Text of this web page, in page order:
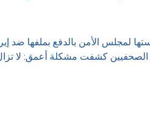
لمجلس الأمن بالدفع بملفها
الصحفيين كشفت مشكلة أعمق: لا